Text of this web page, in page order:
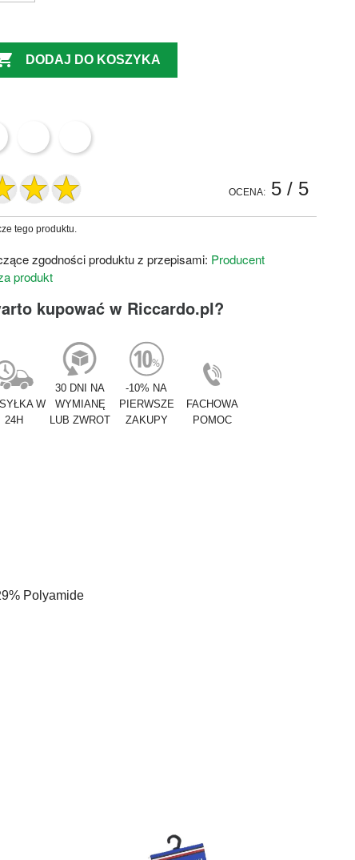
DODAJ DO KOSZYKA
OCENA: 5/ 5
tego produktu.
zgodności produktu z przepisami: Producent
produkt
kupować w Riccardo.pl?
W
24H
30 DNI NA
WYMIANĘ
LUB ZWROT
-10% NA
PIERWSZE
ZAKUPY
FACHOWA
POMOC
Polyamide